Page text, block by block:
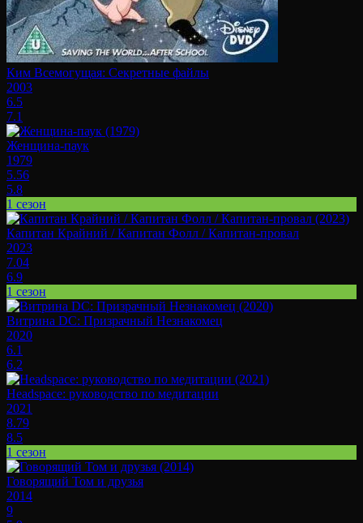
Ким Всемогущая: Секретные файлы
2003
6.5
7.1
Женщина-паук
1979
5.56
5.8
1 сезон
Капитан Крайний / Капитан Фолл / Капитан-провал
2023
7.04
6.9
1 сезон
Витрина DC: Призрачный Незнакомец
2020
6.1
6.2
Headspace: руководство по медитации
2021
8.79
8.5
1 сезон
Говорящий Том и друзья
2014
9